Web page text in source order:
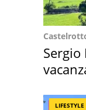
LIFESTYLE